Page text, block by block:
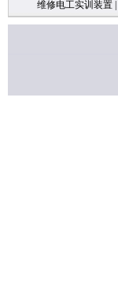
维修电工实训装置